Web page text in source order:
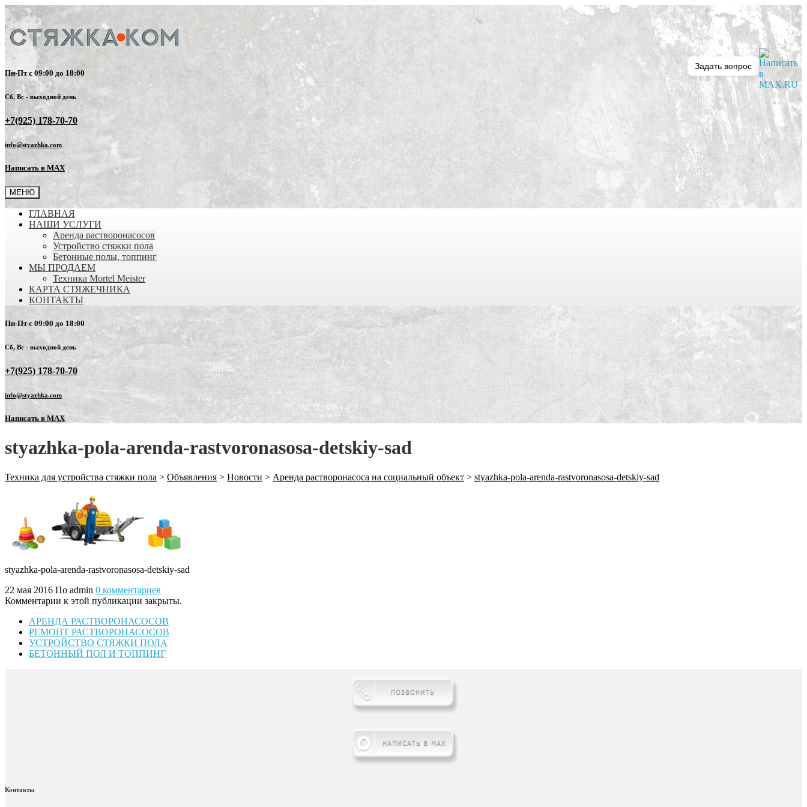
Пн-Пт с 09:00 до 18:00
Сб, Вс - выходной день
+7(925) 178-70-70
info@styazhka.com
Написать в MAX
МЕНЮ
ГЛАВНАЯ
НАШИ УСЛУГИ
Аренда растворонасосов
Устройство стяжки пола
Бетонные полы, топпинг
МЫ ПРОДАЕМ
Техника Mortel Meister
КАРТА СТЯЖЕЧНИКА
КОНТАКТЫ
Пн-Пт с 09:00 до 18:00
Сб, Вс - выходной день
+7(925) 178-70-70
info@styazhka.com
Написать в MAX
styazhka-pola-arenda-rastvoronasosa-detskiy-sad
Техника для устройства стяжки пола > Объявления > Новости > Аренда растворонасоса на социальный объект > styazhka-pola-arenda-rastvoronasosa-detskiy-sad
styazhka-pola-arenda-rastvoronasosa-detskiy-sad
22 мая 2016 По admin 0 комментариев
Комментарии к этой публикации закрыты.
АРЕНДА РАСТВОРОНАСОСОВ
РЕМОНТ РАСТВОРОНАСОСОВ
УСТРОЙСТВО СТЯЖКИ ПОЛА
БЕТОННЫЙ ПОЛ И ТОППИНГ
Контакты
Задать вопрос